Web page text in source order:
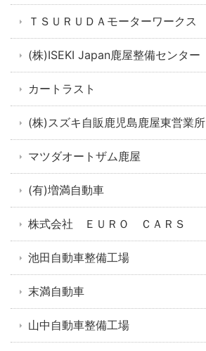
ＴＳＵＲＵＤＡモーターワークス
(株)ISEKI Japan鹿屋整備センター
カートラスト
(株)スズキ自販鹿児島鹿屋東営業所
マツダオートザム鹿屋
(有)増満自動車
株式会社 ＥＵＲＯ ＣＡＲＳ
池田自動車整備工場
末満自動車
山中自動車整備工場